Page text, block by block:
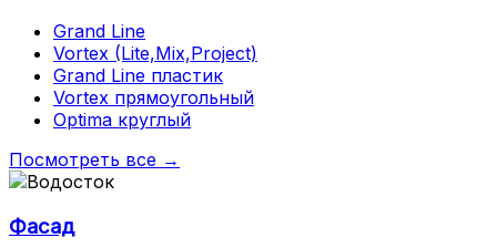
Grand Line
Vortex (Lite,Mix,Project)
Grand Line пластик
Vortex прямоугольный
Optima круглый
Посмотреть все →
Фасад